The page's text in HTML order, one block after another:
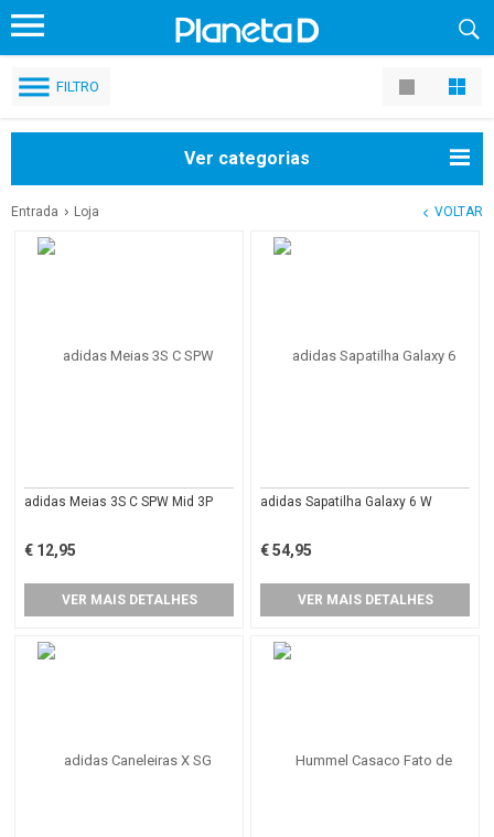
Ver categorias
FILTRO
Entrada Loja VOLTAR
adidas Meias 3S C SPW Mid 3P
€ 12,95
VER MAIS DETALHES
adidas Sapatilha Galaxy 6 W
€ 54,95
VER MAIS DETALHES